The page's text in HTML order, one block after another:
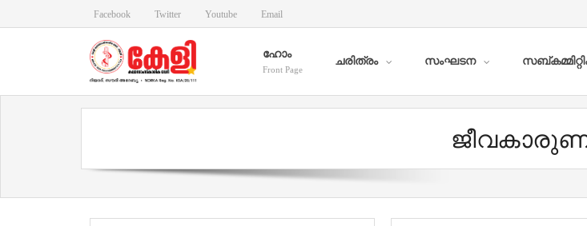
Facebook Twitter Youtube Email
ഹോം
Front Page
ചരിത്രം സംഘടന